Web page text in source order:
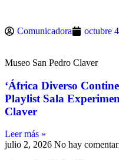
Comunicadora octubre
Museo San Pedro Claver
‘África Diverso
Playlist Sala
Claver
Leer más »
julio 2, 2026 No hay